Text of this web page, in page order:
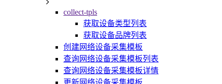
collect-tpls
获取设备类型列表
获取设备品牌列表
创建网络设备采集模板
查询网络设备采集模板列表
查询网络设备采集模板详情
更新网络设备采集模板